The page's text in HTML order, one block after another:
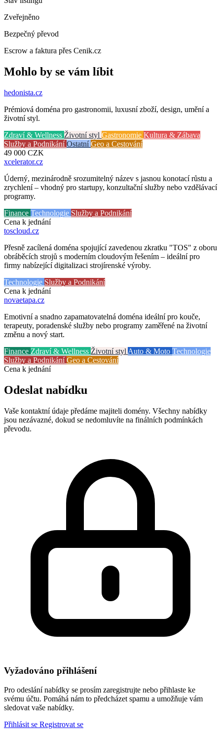
Zveřejněno
Bezpečný převod
Escrow a faktura přes Cenik.cz
Mohlo by se vám líbit
hedonista.cz
Prémiová doména pro gastronomii, luxusní zboží, design, umění a
životní styl.
Zdraví & Wellness Životní styl Gastronomie Kultura & Zábava
Služby a PodnikáníOstatníGeo a Cestování
49 000 CZK
xcelerator.cz
Úderný, mezinárodně srozumitelný název s jasnou konotací růstu a
zrychlení – vhodný pro startupy, konzultační služby nebo vzdělávací
programy.
Finance Technologie Služby a Podnikání
Cena k jednání
toscloud.cz
Přesně zacílená doména spojující zavedenou zkratku "TOS" z oboru
obráběcích strojů s moderním cloudovým řešením – ideální pro
firmy nabízející digitalizaci strojírenské výroby.
Technologie Služby a Podnikání
Cena k jednání
novaetapa.cz
Emotivní a snadno zapamatovatelná doména ideální pro kouče,
terapeuty, poradenské služby nebo programy zaměřené na životní
změnu a nový start.
Finance Zdraví & Wellness Životní styl Auto & Moto Technologie
Služby a PodnikáníGeo a Cestování
Cena k jednání
Odeslat nabídku
Vaše kontaktní údaje předáme majiteli domény. Všechny nabídky
jsou nezávazné, dokud se nedomluvíte na finálních podmínkách
převodu.
Vyžadováno přihlášení
Pro odeslání nabídky se prosím zaregistrujte nebo přihlaste ke
svému účtu. Pomáhá nám to předcházet spamu a umožňuje vám
sledovat vaše nabídky.
Přihlásit se Registrovat se